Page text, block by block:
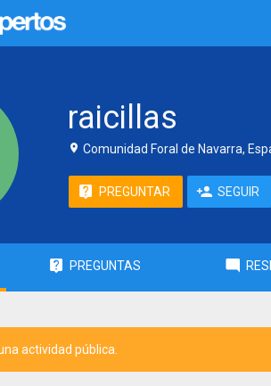
raicillas
Comunidad Foral de Navarra,
PREGUNTAR SEGUIR
PREGUNTAS
actividad pública.